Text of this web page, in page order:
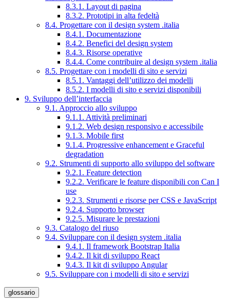
8.3.1. Layout di pagina
8.3.2. Prototipi in alta fedeltà
8.4. Progettare con il design system .italia
8.4.1. Documentazione
8.4.2. Benefici del design system
8.4.3. Risorse operative
8.4.4. Come contribuire al design system .italia
8.5. Progettare con i modelli di sito e servizi
8.5.1. Vantaggi dell’utilizzo dei modelli
8.5.2. I modelli di sito e servizi disponibili
9. Sviluppo dell’interfaccia
9.1. Approccio allo sviluppo
9.1.1. Attività preliminari
9.1.2. Web design responsivo e accessibile
9.1.3. Mobile first
9.1.4. Progressive enhancement e Graceful
degradation
9.2. Strumenti di supporto allo sviluppo del software
9.2.1. Feature detection
9.2.2. Verificare le feature disponibili con Can I
use
9.2.3. Strumenti e risorse per CSS e JavaScript
9.2.4. Supporto browser
9.2.5. Misurare le prestazioni
9.3. Catalogo del riuso
9.4. Sviluppare con il design system .italia
9.4.1. Il framework Bootstrap Italia
9.4.2. Il kit di sviluppo React
9.4.3. Il kit di sviluppo Angular
9.5. Sviluppare con i modelli di sito e servizi
glossario